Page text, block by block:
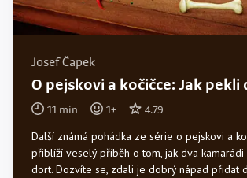
Josef Čapek
O pejskovi a kočičce: Jak pekli
11 min 1+ 4.79
Další známá pohádka ze série o pejskovi a
přiblíží veselý příběh o tom, jak dva
dort. Dozvíte se, zdali je dobrý nápad přidat